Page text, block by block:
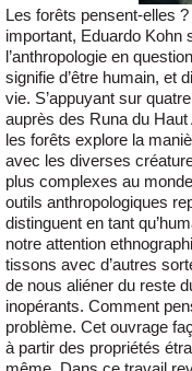
Les forêts pensent-elles
important, Eduardo Kohn
l’anthropologie en
signifie d’être humain, et
vie. S’appuyant sur
auprès des Runa du
les forêts explore la
avec les diverses
plus complexes au
outils anthropologiques
distinguent en tant
notre attention
tissons avec d’autres
de nous aliéner du reste
inopérants. Comment
problème. Cet ouvrage
à partir des propriétés